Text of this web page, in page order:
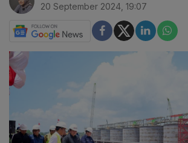
20 September 2024, 19:07